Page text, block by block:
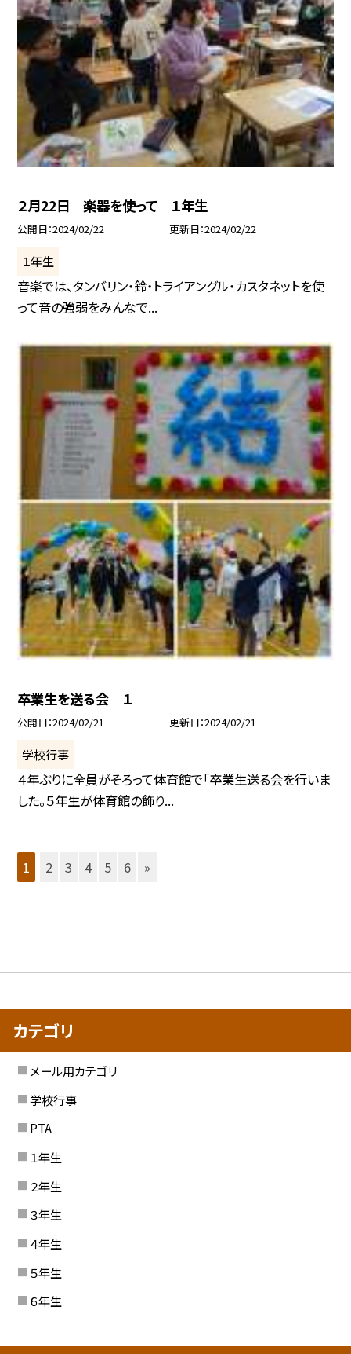
２月22日 楽器を使って １年生
公開日 2024/02/22 更新日 2024/02/22
１年生
音楽では、タンバリン・鈴・トライアングル・カスタネットを使
って音の強弱をみんなで...
卒業生を送る会 １
公開日 2024/02/21 更新日 2024/02/21
学校行事
４年ぶりに全員がそろって体育館で「卒業生送る会を行いま
した。５年生が体育館の飾り...
1 2 3 4 5 6 »
カテゴリ
メール用カテゴリ
学校行事
PTA
１年生
２年生
３年生
４年生
５年生
６年生